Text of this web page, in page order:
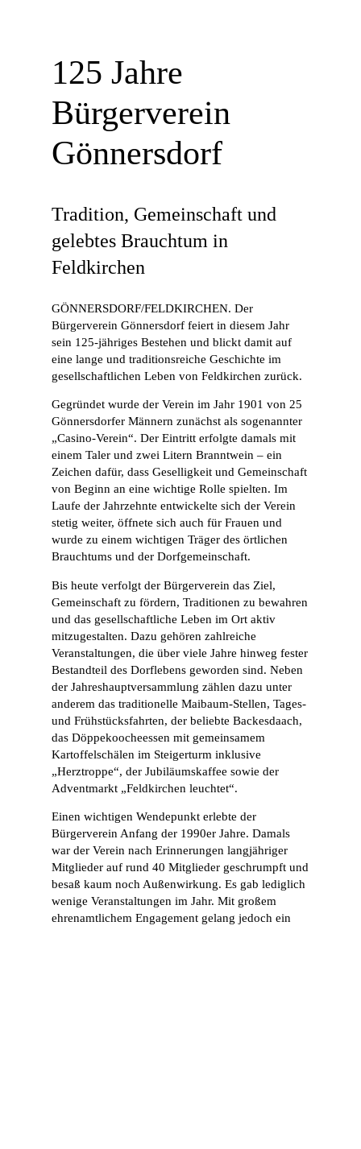
125 Jahre
Bürgerverein
Gönnersdorf
Tradition, Gemeinschaft und
gelebtes Brauchtum in
Feldkirchen
GÖNNERSDORF/FELDKIRCHEN. Der
Bürgerverein Gönnersdorf feiert in diesem Jahr
sein 125-jähriges Bestehen und blickt damit auf
eine lange und traditionsreiche Geschichte im
gesellschaftlichen Leben von Feldkirchen zurück.
Gegründet wurde der Verein im Jahr 1901 von 25
Gönnersdorfer Männern zunächst als sogenannter
„Casino-Verein“. Der Eintritt erfolgte damals mit
einem Taler und zwei Litern Branntwein – ein
Zeichen dafür, dass Geselligkeit und Gemeinschaft
von Beginn an eine wichtige Rolle spielten. Im
Laufe der Jahrzehnte entwickelte sich der Verein
stetig weiter, öffnete sich auch für Frauen und
wurde zu einem wichtigen Träger des örtlichen
Brauchtums und der Dorfgemeinschaft.
Bis heute verfolgt der Bürgerverein das Ziel,
Gemeinschaft zu fördern, Traditionen zu bewahren
und das gesellschaftliche Leben im Ort aktiv
mitzugestalten. Dazu gehören zahlreiche
Veranstaltungen, die über viele Jahre hinweg fester
Bestandteil des Dorflebens geworden sind. Neben
der Jahreshauptversammlung zählen dazu unter
anderem das traditionelle Maibaum-Stellen, Tages-
und Frühstücksfahrten, der beliebte Backesdaach,
das Döppekoocheessen mit gemeinsamem
Kartoffelschälen im Steigerturm inklusive
„Herztroppe“, der Jubiläumskaffee sowie der
Adventmarkt „Feldkirchen leuchtet“.
Einen wichtigen Wendepunkt erlebte der
Bürgerverein Anfang der 1990er Jahre. Damals
war der Verein nach Erinnerungen langjähriger
Mitglieder auf rund 40 Mitglieder geschrumpft und
besaß kaum noch Außenwirkung. Es gab lediglich
wenige Veranstaltungen im Jahr. Mit großem
ehrenamtlichem Engagement gelang jedoch ein